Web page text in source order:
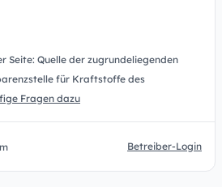
Seite: Quelle der zugrundeliegenden
für Kraftstoffe des
Fragen dazu
Betreiber-Login